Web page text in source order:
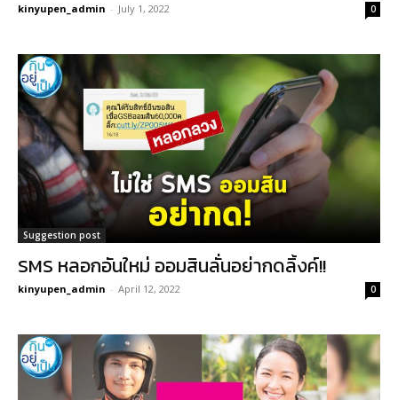
kinyupen_admin - July 1, 2022 0
Suggestion post
SMS หลอกอันใหม่ ออมสินลั่นอย่ากดลิ้งค์!!
kinyupen_admin - April 12, 2022 0